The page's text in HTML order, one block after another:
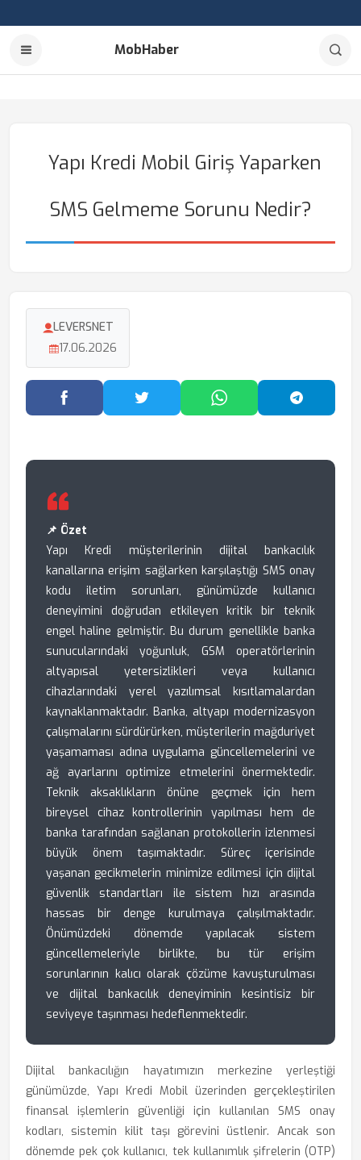
MobHaber
Yapı Kredi Mobil Giriş Yaparken
SMS Gelmeme Sorunu Nedir?
LEVERSNET
17.06.2026
Facebook'ta PaylaşTwitter'da PaylaşWhatsApp'ta Paylaş
📌 Özet
Yapı Kredi müşterilerinin dijital bankacılık
kanallarına erişim sağlarken karşılaştığı SMS onay
kodu iletim sorunları, günümüzde kullanıcı
deneyimini doğrudan etkileyen kritik bir teknik
engel haline gelmiştir. Bu durum genellikle banka
sunucularındaki yoğunluk, GSM operatörlerinin
altyapısal yetersizlikleri veya kullanıcı
cihazlarındaki yerel yazılımsal kısıtlamalardan
kaynaklanmaktadır. Banka, altyapı modernizasyon
çalışmalarını sürdürürken, müşterilerin mağduriyet
yaşamaması adına uygulama güncellemelerini ve
ağ ayarlarını optimize etmelerini önermektedir.
Teknik aksaklıkların önüne geçmek için hem
bireysel cihaz kontrollerinin yapılması hem de
banka tarafından sağlanan protokollerin izlenmesi
büyük önem taşımaktadır. Süreç içerisinde
yaşanan gecikmelerin minimize edilmesi için dijital
güvenlik standartları ile sistem hızı arasında
hassas bir denge kurulmaya çalışılmaktadır.
Önümüzdeki dönemde yapılacak sistem
güncellemeleriyle birlikte, bu tür erişim
sorunlarının kalıcı olarak çözüme kavuşturulması
ve dijital bankacılık deneyiminin kesintisiz bir
seviyeye taşınması hedeflenmektedir.
Dijital bankacılığın hayatımızın merkezine yerleştiği
günümüzde, Yapı Kredi Mobil üzerinden gerçekleştirilen
finansal işlemlerin güvenliği için kullanılan SMS onay
kodları, sistemin kilit taşı görevini üstlenir. Ancak son
dönemde pek çok kullanıcı, tek kullanımlık şifrelerin (OTP)